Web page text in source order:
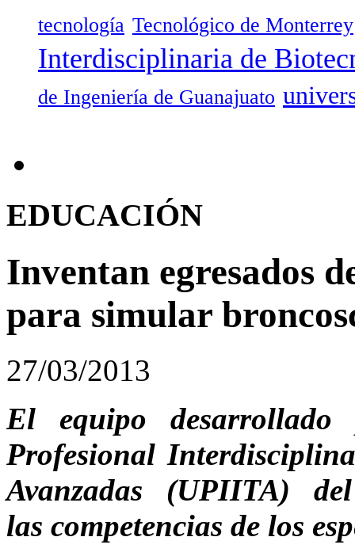
tecnología Tecnológico de Monterrey
Interdisciplinaria de
de Ingeniería de Guanajuato
EDUCACIÓN
Inventan egresados
para simular
27/03/2013
El equipo
Profesional
Avanzadas (UPIITA)
las competencias de los